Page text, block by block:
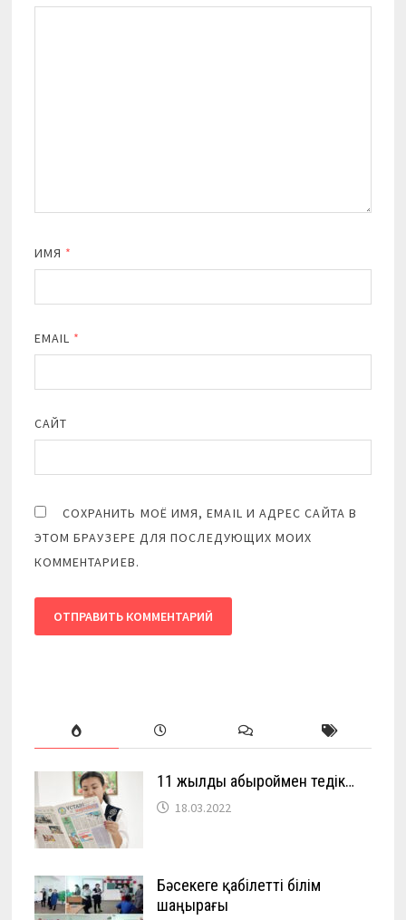
ИМЯ *
EMAIL *
САЙТ
СОХРАНИТЬ МОЁ ИМЯ, EMAIL И АДРЕС САЙТА В
ЭТОМ БРАУЗЕРЕ ДЛЯ ПОСЛЕДУЮЩИХ МОИХ
КОММЕНТАРИЕВ.
11 жылды абыроймен өтедік…
18.03.2022
Бәсекеге қабілетті білім
шаңырағы